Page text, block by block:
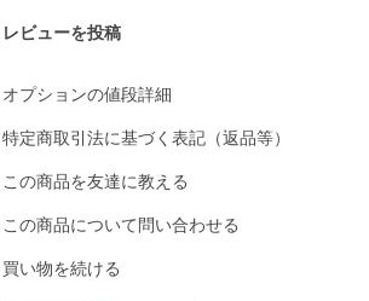
レビューを投稿
オプションの値段詳細
特定商取引法に基づく表記（返品等）
この商品を友達に教える
この商品について問い合わせる
買い物を続ける